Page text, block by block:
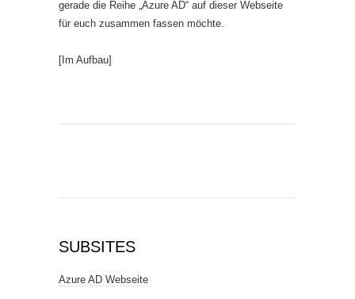
gerade die Reihe „Azure AD“ auf dieser Webseite
für euch zusammen fassen möchte.
[Im Aufbau]
SUBSITES
Azure AD Webseite